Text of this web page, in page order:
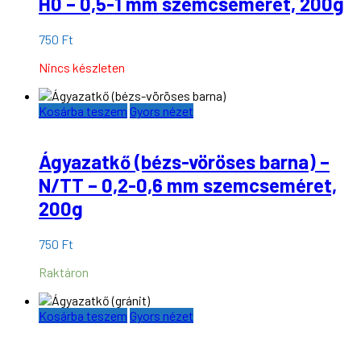
750 Ft
Nincs készleten
Kosárba teszem Gyors nézet
Ágyazatkő (bézs-vöröses barna) –
N/TT – 0,2-0,6 mm szemcseméret,
200g
750 Ft
Raktáron
Kosárba teszem Gyors nézet